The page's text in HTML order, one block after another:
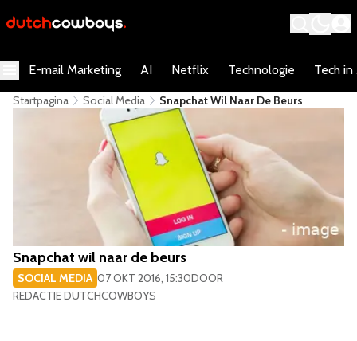
E-mail Marketing AI Netflix Technologie Tech in
Startpagina Social Media Snapchat Wil Naar De Beurs
Snapchat wil naar de beurs
SOCIAL MEDIA 07 OKT 2016, 15:30DOOR
REDACTIE DUTCHCOWBOYS